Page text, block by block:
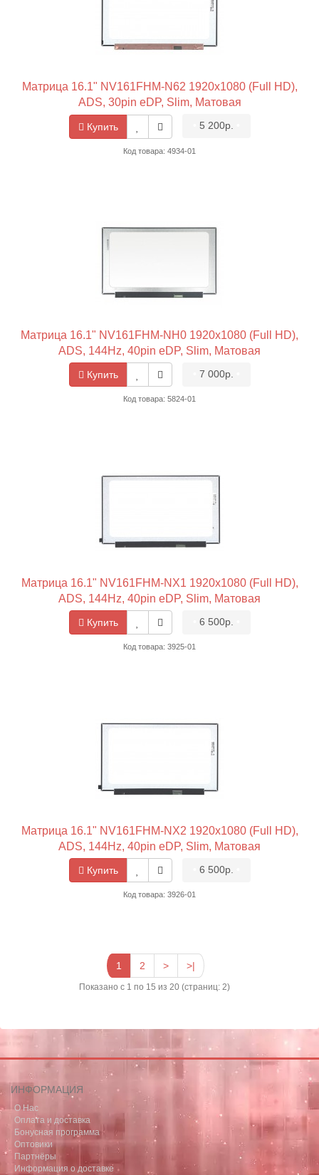
Матрица 16.1" NV161FHM-N62 1920x1080 (Full HD),
ADS, 30pin eDP, Slim, Матовая
Купить 5 200р.
Код товара: 4934-01
Матрица 16.1" NV161FHM-NH0 1920x1080 (Full HD),
ADS, 144Hz, 40pin eDP, Slim, Матовая
Купить 7 000р.
Код товара: 5824-01
Матрица 16.1" NV161FHM-NX1 1920x1080 (Full HD),
ADS, 144Hz, 40pin eDP, Slim, Матовая
Купить 6 500р.
Код товара: 3925-01
Матрица 16.1" NV161FHM-NX2 1920x1080 (Full HD),
ADS, 144Hz, 40pin eDP, Slim, Матовая
Купить 6 500р.
Код товара: 3926-01
1 2 > >|
Показано с 1 по 15 из 20 (страниц: 2)
ИНФОРМАЦИЯ
О Нас
Оплата и доставка
Бонусная программа
Оптовики
Партнёры
Информация о доставке